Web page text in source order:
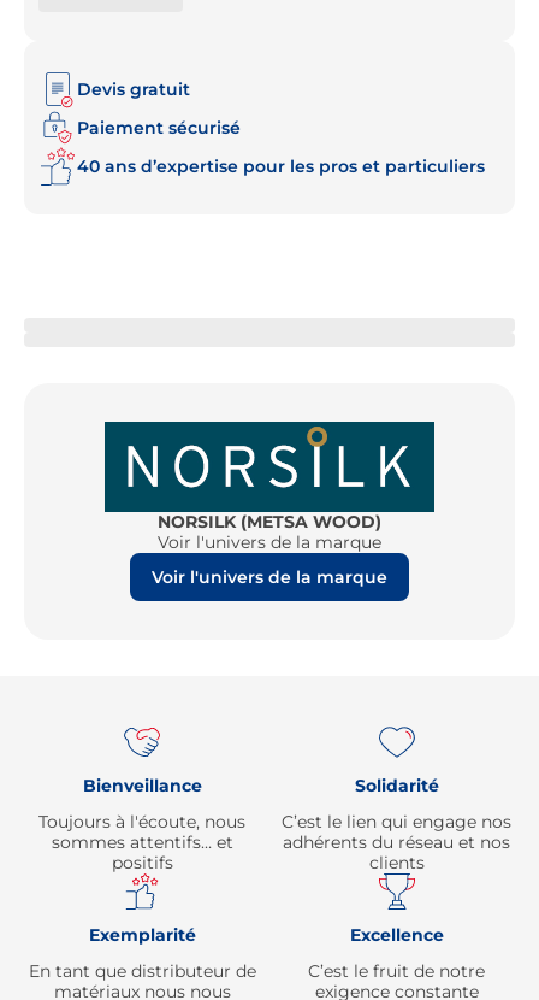
Devis gratuit
Paiement sécurisé
40 ans d’expertise pour les pros et particuliers
NORSILK (METSA WOOD)
Voir l'univers de la marque
Voir l'univers de la marque
Bienveillance
Toujours à l'écoute, nous
sommes attentifs… et
positifs
Solidarité
C’est le lien qui engage nos
adhérents du réseau et nos
clients
Exemplarité
En tant que distributeur de
matériaux nous nous
Excellence
C’est le fruit de notre
exigence constante